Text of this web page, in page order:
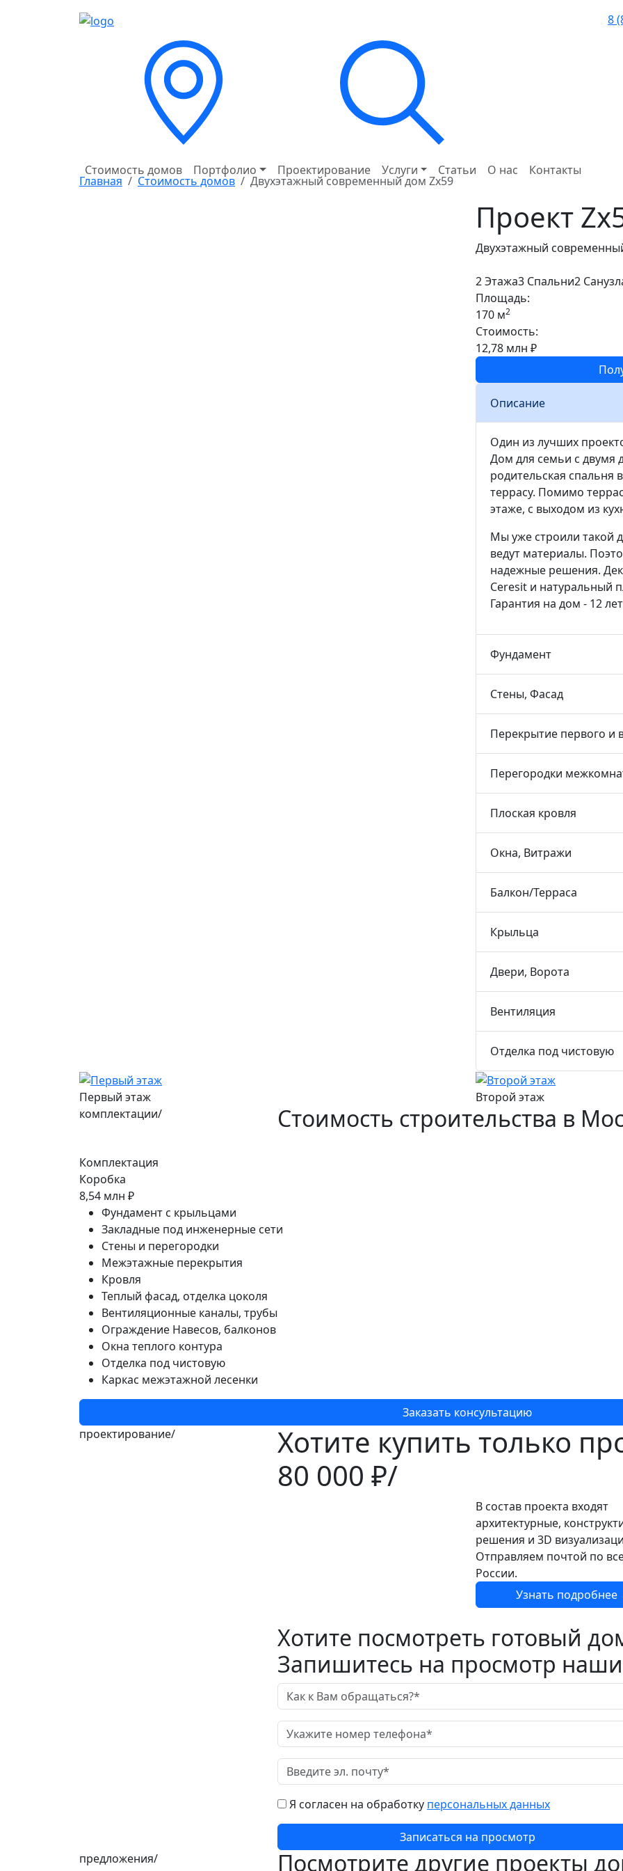
Стоимость домов Портфолио Проектирование Услуги Статьи О нас Контакты
8
Главная Стоимость домов Двухэтажный современный дом Zx59
Проект
Двухэтажный
2 Этажа3 Спальни2
Площадь:
170 м2
Стоимость:
12,78 млн ₽
Описание
Один из лучших
Дом для семьи с двумя
родительская спальня
террасу. Помимо
этаже, с выходом из
Мы уже строили такой
ведут материалы.
надежные решения.
Ceresit и натуральный
Гарантия на дом - 12
Фундамент
Стены, Фасад
Перекрытие первого и
Перегородки
Плоская кровля
Окна, Витражи
Балкон/Терраса
Крыльца
Двери, Ворота
Вентиляция
Отделка под чистовую
Первый этаж
Второй этаж
комплектации/
Стоимость строительства в
Комплектация
Коробка
8,54 млн ₽
Фундамент с крыльцами
Закладные под инженерные сети
Стены и перегородки
Межэтажные перекрытия
Кровля
Теплый фасад, отделка цоколя
Вентиляционные каналы, трубы
Ограждение Навесов, балконов
Окна теплого контура
Отделка под чистовую
Каркас межэтажной лесенки
Заказать консультацию
проектирование/ Хотите купить только
80 000 ₽/
В состав проекта входят
архитектурные,
решения и 3D
Отправляем почтой по
России.
Узнать подробнее
Хотите посмотреть готовый
Запишитесь на просмотр
Я согласен на обработку персональных данных
Записаться на просмотр
предложения/
Посмотрите другие проекты